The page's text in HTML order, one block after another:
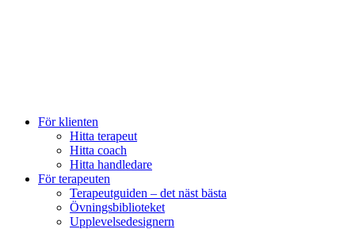
För klienten
Hitta terapeut
Hitta coach
Hitta handledare
För terapeuten
Terapeutguiden – det näst bästa
Övningsbiblioteket
Upplevelsedesignern